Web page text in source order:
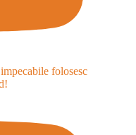
folosesc